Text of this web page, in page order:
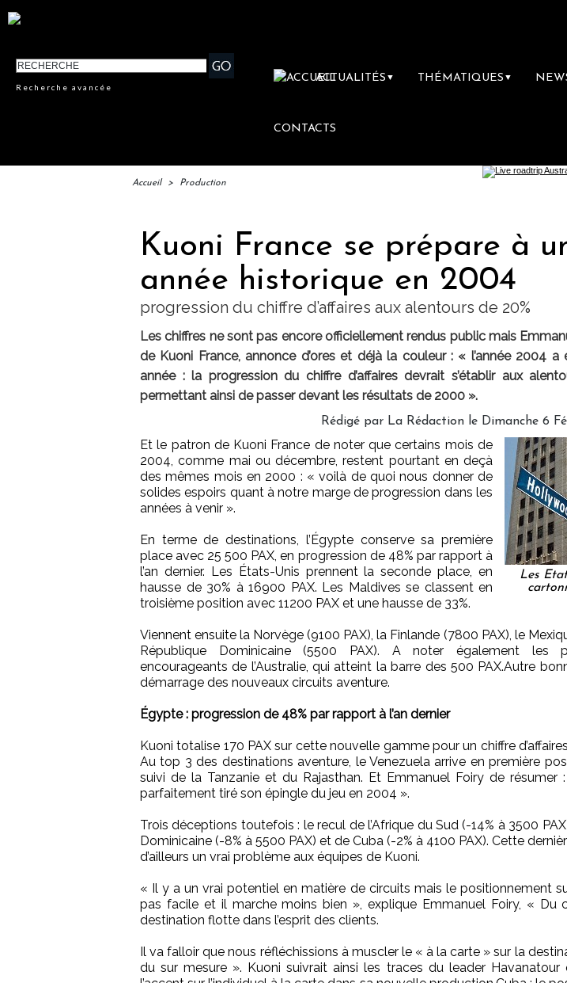
Recherche avancée
ACTUALITÉS ▼ THÉMATIQUES ▼
CONTACTS
Accueil > Production
Kuoni France se prépare à
année historique en 2004
progression du chiffre d’affaires aux alentours de 20%
Les chiffres ne sont pas encore officiellement rendus public mais
de Kuoni France, annonce d’ores et déjà la couleur : « l’année 2004
année : la progression du chiffre d’affaires devrait s’établir aux
permettant ainsi de passer devant les résultats de 2000 ».
Rédigé par La Rédaction le Dimanche 6
Les
Et le patron de Kuoni France de noter que certains mois de
2004, comme mai ou décembre, restent pourtant en deçà
des mêmes mois en 2000 : « voilà de quoi nous donner de
solides espoirs quant à notre marge de progression dans les
années à venir ».
En terme de destinations, l’Égypte conserve sa première
place avec 25 500 PAX, en progression de 48% par rapport à
l’an dernier. Les États-Unis prennent la seconde place, en
hausse de 30% à 16900 PAX. Les Maldives se classent en
troisième position avec 11200 PAX et une hausse de 33%.
Viennent ensuite la Norvège (9100 PAX), la Finlande (7800 PAX), le
République Dominicaine (5500 PAX). A noter également les
encourageants de l’Australie, qui atteint la barre des 500 PAX.Autre
démarrage des nouveaux circuits aventure.
Égypte : progression de 48% par rapport à l’an dernier
Kuoni totalise 170 PAX sur cette nouvelle gamme pour un chiffre
Au top 3 des destinations aventure, le Venezuela arrive en première
suivi de la Tanzanie et du Rajasthan. Et Emmanuel Foiry de résumer
parfaitement tiré son épingle du jeu en 2004 ».
Trois déceptions toutefois : le recul de l’Afrique du Sud (-14% à 3500
Dominicaine (-8% à 5500 PAX) et de Cuba (-2% à 4100 PAX). Cette
d’ailleurs un vrai problème aux équipes de Kuoni.
« Il y a un vrai potentiel en matière de circuits mais le positionnement
pas facile et il marche moins bien », explique Emmanuel Foiry, « Du
destination flotte dans l’esprit des clients.
Il va falloir que nous réfléchissions à muscler le « à la carte » sur la
du sur mesure ». Kuoni suivrait ainsi les traces du leader Havanatour